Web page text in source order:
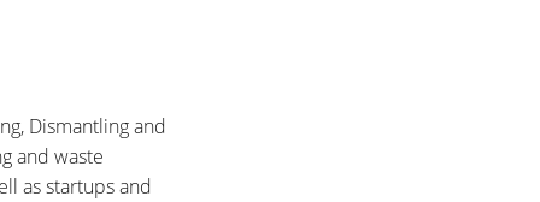
Dismantling and
and waste
as startups and